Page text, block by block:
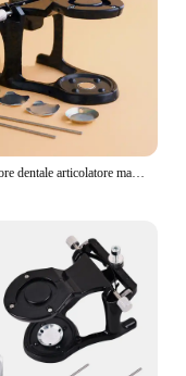
Articolatore dentale articolatore magnetico per protesi regolabile per il montaggio di modelli dentali prefusi strumenti per attrezzature da laboratorio odontotecnico